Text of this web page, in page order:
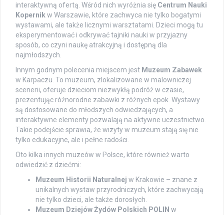
interaktywną ofertą. Wśród nich wyróżnia się Centrum Nauki
Kopernikw Warszawie, które zachwyca nie tylko bogatymi
wystawami, ale także licznymi warsztatami. Dzieci mogą tu
eksperymentować i odkrywać tajniki nauki w przyjazny
sposób, co czyni naukę atrakcyjną i dostępną dla
najmłodszych.
Innym godnym polecenia miejscem jest Muzeum Zabawek
w Karpaczu. To muzeum, zlokalizowane w malowniczej
scenerii, oferuje dzieciom niezwykłą podróż w czasie,
prezentując różnorodne zabawki z różnych epok. Wystawy
są dostosowane do młodszych odwiedzających, a
interaktywne elementy pozwalają na aktywne uczestnictwo.
Takie podejście sprawia, że wizyty w muzeum stają się nie
tylko edukacyjne, ale i pełne radości.
Oto kilka innych muzeów w Polsce, które również warto
odwiedzić z dziećmi:
Muzeum Historii Naturalnej w Krakowie – znane z
unikalnych wystaw przyrodniczych, które zachwycają
nie tylko dzieci, ale także dorosłych.
Muzeum Dziejów Żydów Polskich POLIN w